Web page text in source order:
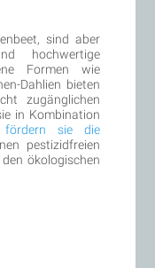
sind aber
hochwertige
Formen wie
Dahlien bieten
zugänglichen
in Kombination
fördern sie die
pestizidfreien
ökologischen